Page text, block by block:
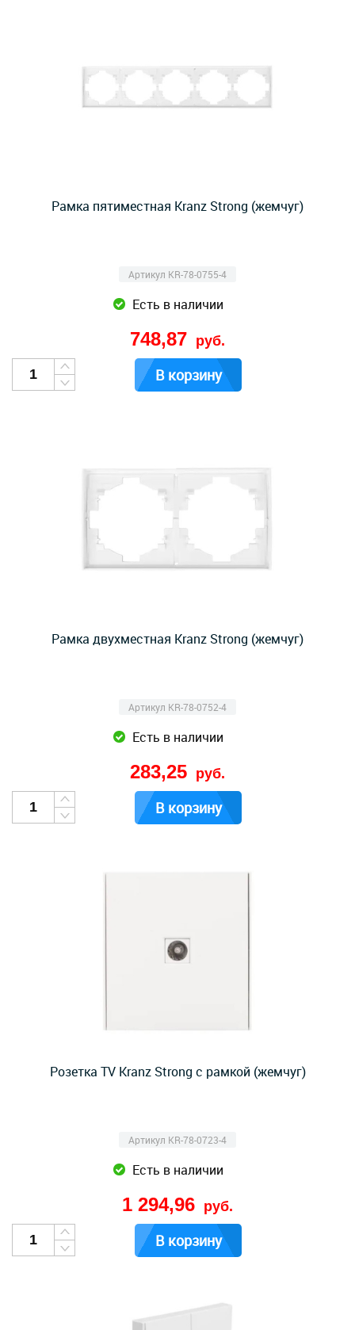
Рамка пятиместная Kranz Strong (жемчуг)
Артикул KR-78-0755-4
Есть в наличии
748,87 руб.
В корзину
Рамка двухместная Kranz Strong (жемчуг)
Артикул KR-78-0752-4
Есть в наличии
283,25 руб.
В корзину
Розетка TV Kranz Strong с рамкой (жемчуг)
Артикул KR-78-0723-4
Есть в наличии
1 294,96 руб.
В корзину